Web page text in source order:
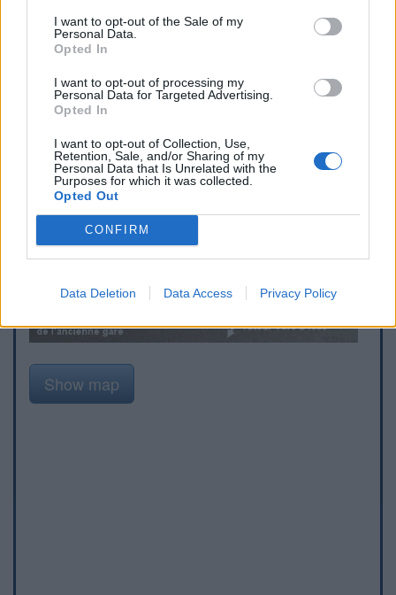
I want to opt-out of the Sale of my
Personal Data.
Opted In
I want to opt-out of processing my
Personal Data for Targeted Advertising.
Opted In
I want to opt-out of Collection, Use,
Retention, Sale, and/or Sharing of my
Personal Data that Is Unrelated with the
Purposes for which it was collected.
Opted Out
CONFIRM
Data Deletion Data Access Privacy Policy
Show map